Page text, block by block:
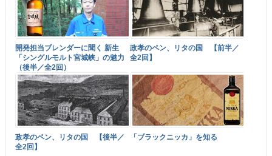
開発担当ブレンダーに聞く 新生
「シングルモルト宮城峡」の魅力
（後半／全2回）
政孝のペン、リタの国 【前半／
全2回】
政孝のペン、リタの国 【後半／
全2回】
「ブラックニッカ」を知る